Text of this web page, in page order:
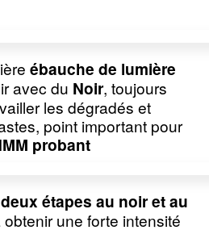
ébauche de lumière
avec du Noir, toujours
les dégradés et
point important pour
probant
deux étapes au noir et au
obtenir une forte intensité